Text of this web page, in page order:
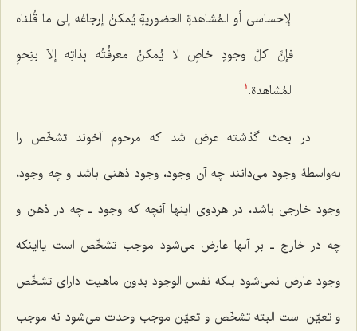
الإحساسی أو المُشاهدةِ الحضوریةِ یُمکنُ إرجاعُه إلی ما قُلناه
فإنَّ کلَّ وجودٍ خاصٍ لا یُمکنُ معرفُتُه بِذاتِه إلاّ بنِحوِ
المُشاهدة. 1
در بحث گذشته عرض شد که مرحوم آخوند تشخّص را
به‌واسطۀ وجود می‌دانند چه آن وجود، وجود ذهنی باشد و چه وجود،
وجود خارجی باشد، در هردوی اینها آنچه که وجود ـ چه در ذهن و
چه در خارج ـ بر آنها عارض می‌شود موجب تشخّص است یااینکه
وجود عارض نمی‌شود بلکه نفس الوجود بدون ماهیت دارای تشخّص
و تعیّن است البته تشخّص و تعیّن موجب وحدت می‌شود نه موجب